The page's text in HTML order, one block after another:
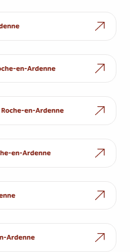
en-Ardenne
Roche-en-Ardenne
en-Ardenne
Ardenne